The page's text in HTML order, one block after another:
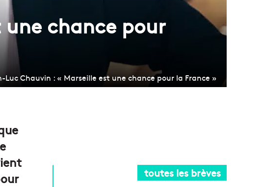
chance pour
Luc Chauvin : « Marseille est une chance pour la France »
toutes les brèves